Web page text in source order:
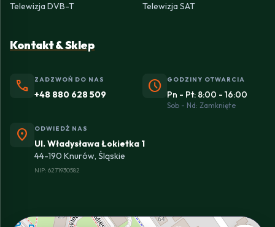
Telewizja DVB-T
Telewizja SAT
Kontakt & Sklep
phone ZADZWOŃ DO NAS
+48 880 628 509 schedule GODZINY OTWARCIA
Pn - Pt: 8:00 - 16:00
Sob - Nd: Zamknięte
location_on ODWIEDŹ NAS
Ul. Władysława Łokietka 1
44-190 Knurów, Śląskie
NIP: 6271930582